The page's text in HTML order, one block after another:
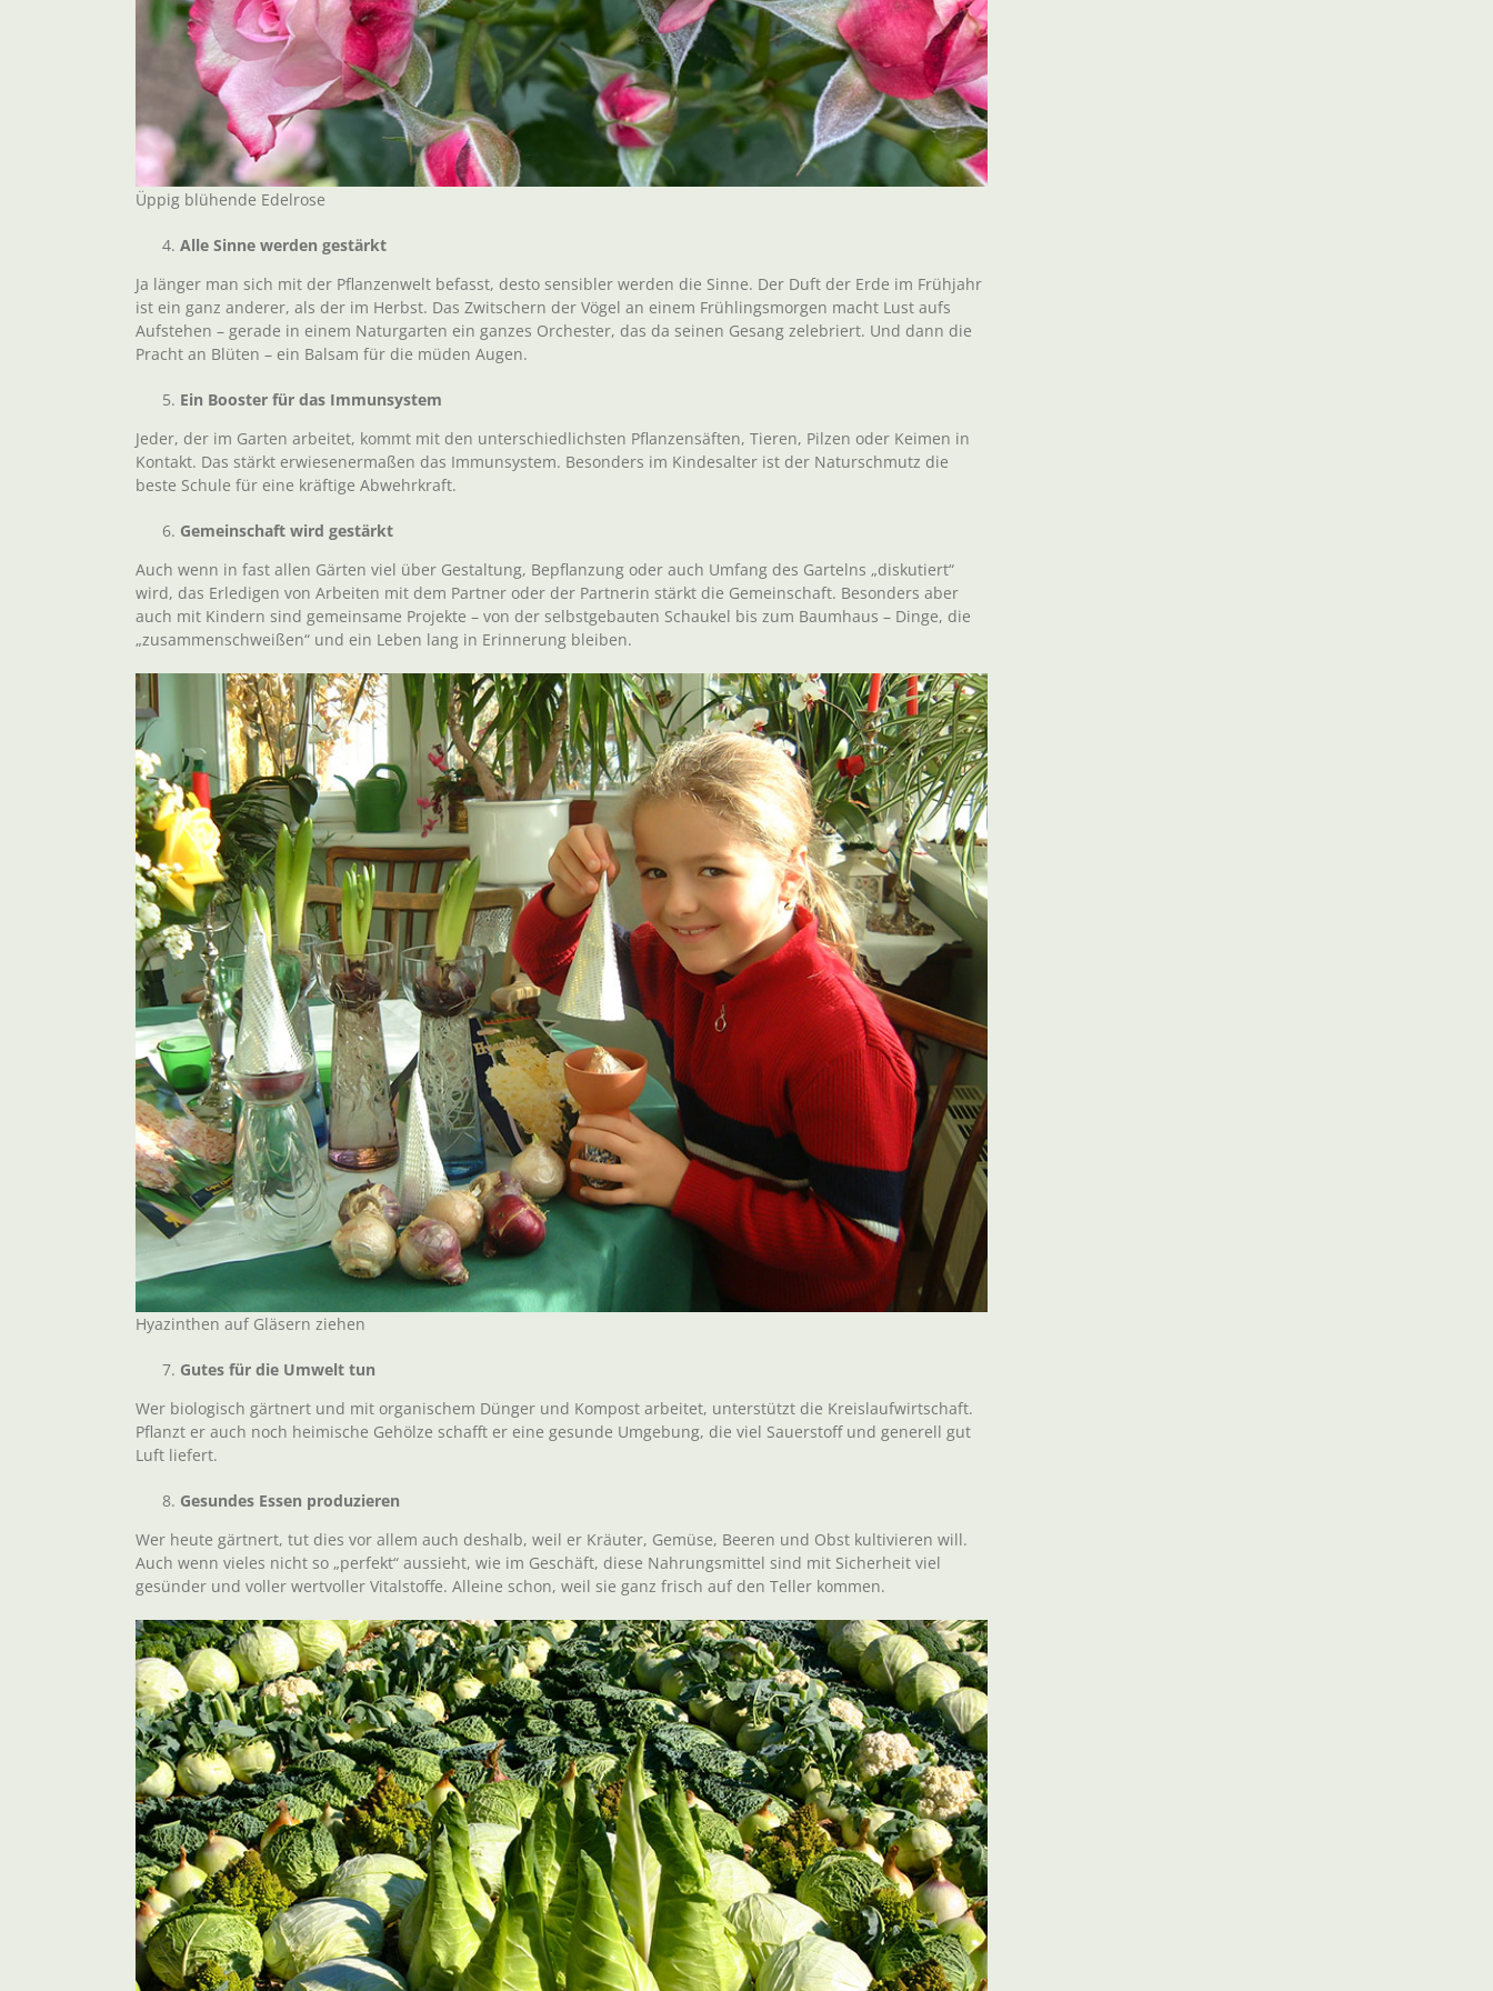
Üppig blühende Edelrose
Alle Sinne werden gestärkt
Ja länger man sich mit der Pflanzenwelt befasst, desto sensibler werden die Sinne. Der Duft der Erde im Frühjahr
ist ein ganz anderer, als der im Herbst. Das Zwitschern der Vögel an einem Frühlingsmorgen macht Lust aufs
Aufstehen – gerade in einem Naturgarten ein ganzes Orchester, das da seinen Gesang zelebriert. Und dann die
Pracht an Blüten – ein Balsam für die müden Augen.
Ein Booster für das Immunsystem
Jeder, der im Garten arbeitet, kommt mit den unterschiedlichsten Pflanzensäften, Tieren, Pilzen oder Keimen in
Kontakt. Das stärkt erwiesenermaßen das Immunsystem. Besonders im Kindesalter ist der Naturschmutz die
beste Schule für eine kräftige Abwehrkraft.
Gemeinschaft wird gestärkt
Auch wenn in fast allen Gärten viel über Gestaltung, Bepflanzung oder auch Umfang des Gartelns „diskutiert“
wird, das Erledigen von Arbeiten mit dem Partner oder der Partnerin stärkt die Gemeinschaft. Besonders aber
auch mit Kindern sind gemeinsame Projekte – von der selbstgebauten Schaukel bis zum Baumhaus – Dinge, die
„zusammenschweißen“ und ein Leben lang in Erinnerung bleiben.
Hyazinthen auf Gläsern ziehen
Gutes für die Umwelt tun
Wer biologisch gärtnert und mit organischem Dünger und Kompost arbeitet, unterstützt die Kreislaufwirtschaft.
Pflanzt er auch noch heimische Gehölze schafft er eine gesunde Umgebung, die viel Sauerstoff und generell gut
Luft liefert.
Gesundes Essen produzieren
Wer heute gärtnert, tut dies vor allem auch deshalb, weil er Kräuter, Gemüse, Beeren und Obst kultivieren will.
Auch wenn vieles nicht so „perfekt“ aussieht, wie im Geschäft, diese Nahrungsmittel sind mit Sicherheit viel
gesünder und voller wertvoller Vitalstoffe. Alleine schon, weil sie ganz frisch auf den Teller kommen.